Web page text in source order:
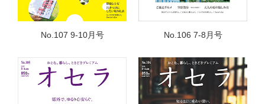
No.107 9-10月号 No.106 7-8月号